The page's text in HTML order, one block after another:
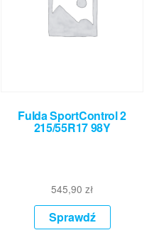
Fulda SportControl 2
215/55R17 98Y
545,90zł
Sprawdź